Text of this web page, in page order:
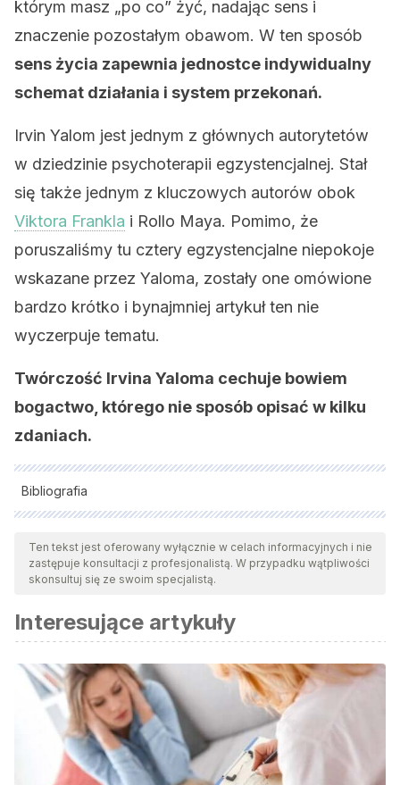
którym masz „po co” żyć, nadając sens i
znaczenie pozostałym obawom. W ten sposób
sens życia zapewnia jednostce indywidualny
schemat działania i system przekonań.
Irvin Yalom jest jednym z głównych autorytetów
w dziedzinie psychoterapii egzystencjalnej. Stał
się także jednym z kluczowych autorów obok
Viktora Frankla i Rollo Maya. Pomimo, że
poruszaliśmy tu cztery egzystencjalne niepokoje
wskazane przez Yaloma, zostały one omówione
bardzo krótko i bynajmniej artykuł ten nie
wyczerpuje tematu.
Twórczość Irvina Yaloma cechuje bowiem
bogactwo, którego nie sposób opisać w kilku
zdaniach.
Bibliografia
Wszystkie cytowane źródła zostały gruntownie
przeanalizowane przez nasz zespół w celu zapewnienia ich
jakości, wiarygodności, aktualności i ważności. Bibliografia
względem naukowym lub akademickim.
Tobías, C y García-Valdecasas , J. (2009). Psicoterapias
humanístico-existenciales: Fundamentos filosóficos y
metodológicos. Asoc. Española de Nueropsiquiatría. Vol XXIX,
No.104, 437-453
Ten tekst jest oferowany wyłącznie w celach informacyjnych i nie
zastępuje konsultacji z profesjonalistą. W przypadku wątpliwości
skonsultuj się ze swoim specjalistą.
Interesujące artykuły